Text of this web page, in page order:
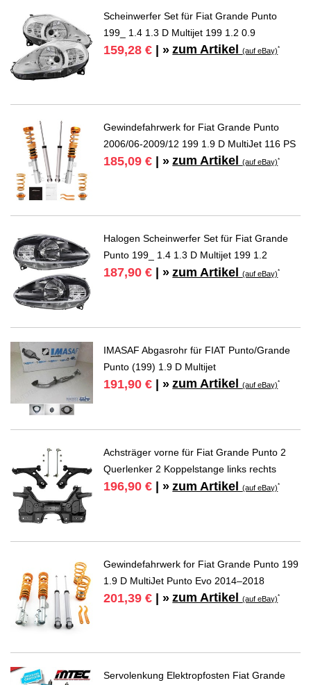
Scheinwerfer Set für Fiat Grande Punto
199_ 1.4 1.3 D Multijet 199 1.2 0.9
159,28 € | » zum Artikel(auf eBay)*
Gewindefahrwerk for Fiat Grande Punto
2006/06-2009/12 199 1.9 D MultiJet 116 PS
185,09 € | » zum Artikel(auf eBay)*
Halogen Scheinwerfer Set für Fiat Grande
Punto 199_ 1.4 1.3 D Multijet 199 1.2
187,90 € | » zum Artikel(auf eBay)*
IMASAF Abgasrohr für FIAT Punto/Grande
Punto (199) 1.9 D Multijet
191,90 € | » zum Artikel(auf eBay)*
Achsträger vorne für Fiat Grande Punto 2
Querlenker 2 Koppelstange links rechts
196,90 € | » zum Artikel(auf eBay)*
Gewindefahrwerk for Fiat Grande Punto 199
1.9 D MultiJet Punto Evo 2014–2018
201,39 € | » zum Artikel(auf eBay)*
Servolenkung Elektropfosten Fiat Grande